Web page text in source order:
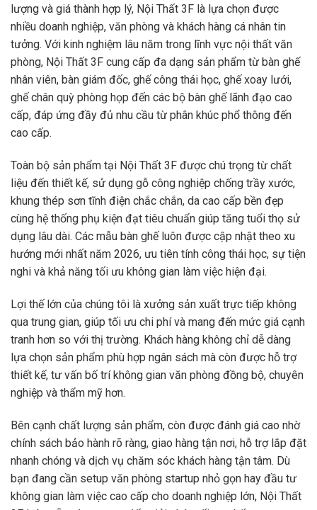
lượng và giá thành hợp lý, Nội Thất 3F là lựa chọn được
nhiều doanh nghiệp, văn phòng và khách hàng cá nhân tin
tưởng. Với kinh nghiệm lâu năm trong lĩnh vực nội thất văn
phòng, Nội Thất 3F cung cấp đa dạng sản phẩm từ bàn ghế
nhân viên, bàn giám đốc, ghế công thái học, ghế xoay lưới,
ghế chân quỳ phòng họp đến các bộ bàn ghế lãnh đạo cao
cấp, đáp ứng đầy đủ nhu cầu từ phân khúc phổ thông đến
cao cấp.
Toàn bộ sản phẩm tại Nội Thất 3F được chú trọng từ chất
liệu đến thiết kế, sử dụng gỗ công nghiệp chống trầy xước,
khung thép sơn tĩnh điện chắc chắn, da cao cấp bền đẹp
cùng hệ thống phụ kiện đạt tiêu chuẩn giúp tăng tuổi thọ sử
dụng lâu dài. Các mẫu bàn ghế luôn được cập nhật theo xu
hướng mới nhất năm 2026, ưu tiên tính công thái học, sự tiện
nghi và khả năng tối ưu không gian làm việc hiện đại.
Lợi thế lớn của chúng tôi là xưởng sản xuất trực tiếp không
qua trung gian, giúp tối ưu chi phí và mang đến mức giá cạnh
tranh hơn so với thị trường. Khách hàng không chỉ dễ dàng
lựa chọn sản phẩm phù hợp ngân sách mà còn được hỗ trợ
thiết kế, tư vấn bố trí không gian văn phòng đồng bộ, chuyên
nghiệp và thẩm mỹ hơn.
Bên cạnh chất lượng sản phẩm, còn được đánh giá cao nhờ
chính sách bảo hành rõ ràng, giao hàng tận nơi, hỗ trợ lắp đặt
nhanh chóng và dịch vụ chăm sóc khách hàng tận tâm. Dù
bạn đang cần setup văn phòng startup nhỏ gọn hay đầu tư
không gian làm việc cao cấp cho doanh nghiệp lớn, Nội Thất